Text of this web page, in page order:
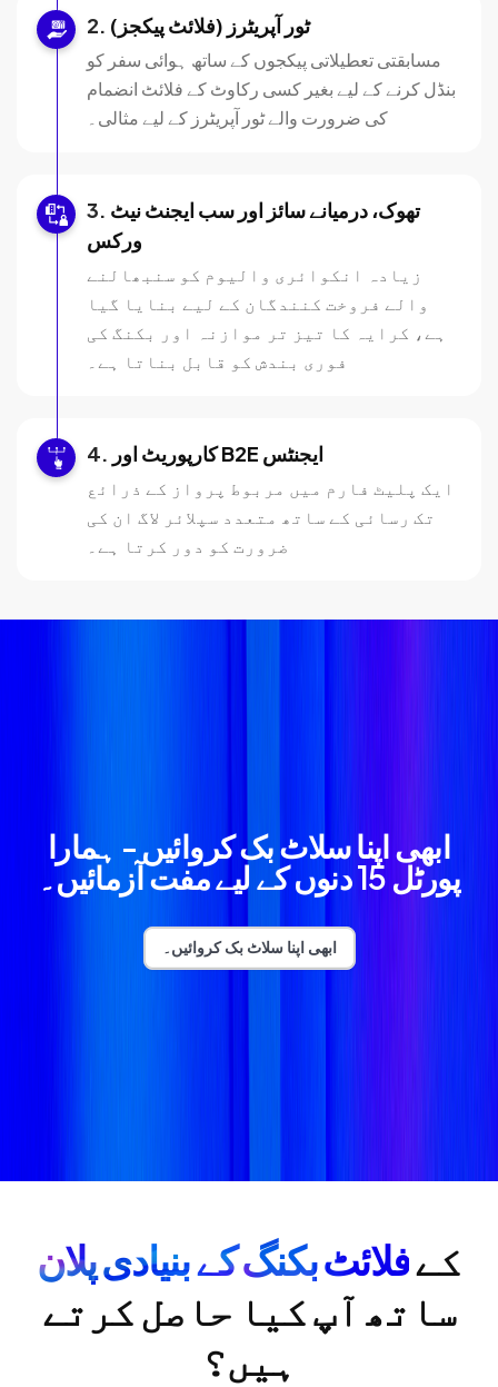
ٹور آپریٹرز (فلائٹ پیکجز)
مسابقتی تعطیلاتی پیکجوں کے ساتھ ہوائی سفر کو
بنڈل کرنے کے لیے بغیر کسی رکاوٹ کے فلائٹ انضمام
کی ضرورت والے ٹور آپریٹرز کے لیے مثالی۔
تھوک، درمیانے سائز اور سب ایجنٹ نیٹ
ورکس
زیادہ انکوائری والیوم کو سنبھالنے
والے فروخت کنندگان کے لیے بنایا گیا
ہے، کرایہ کا تیز تر موازنہ اور بکنگ کی
فوری بندش کو قابل بناتا ہے۔
کارپوریٹ اور B2E ایجنٹس
ایک پلیٹ فارم میں مربوط پرواز کے ذرائع
تک رسائی کے ساتھ متعدد سپلائر لاگ ان کی
ضرورت کو دور کرتا ہے۔
ابھی اپنا سلاٹ بک کروائیں - ہمارا
پورٹل 15 دنوں کے لیے مفت آزمائیں۔
ابھی اپنا سلاٹ بک کروائیں۔
فلائٹ بکنگ کے بنیادی پلان
ساتھ آپ کیا حاصل کرتے
ہیں؟